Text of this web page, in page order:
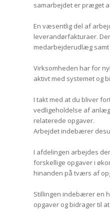
samarbejdet er præget
En væsentlig del af
leverandørfakturaer.
medarbejderudlæg
Virksomheden har for
aktivt med systemet og
I takt med at du bliver
vedligeholdelse af
relaterede opgaver.
Arbejdet indebærer
I afdelingen arbejdes
forskellige opgaver i
hinanden på tværs af
Stillingen indebærer en
opgaver og bidrager til